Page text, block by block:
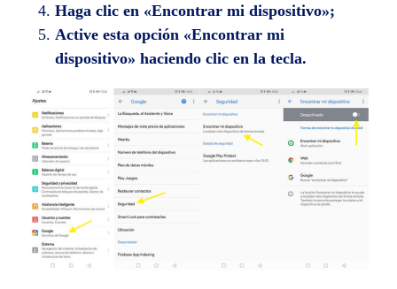
Haga clic en «Encontrar mi dispositivo»;
Active esta opción «Encontrar mi
dispositivo» haciendo clic en la tecla.